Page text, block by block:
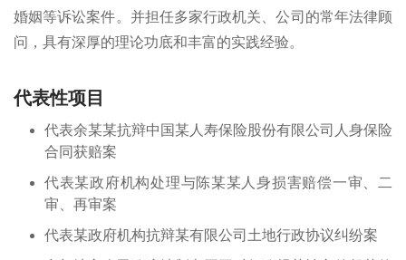
婚姻等诉讼案件。并担任多家行政机关、公司的常年法律顾
问，具有深厚的理论功底和丰富的实践经验。
代表性项目
代表余某某抗辩中国某人寿保险股份有限公司人身保险
合同获赔案
代表某政府机构处理与陈某某人身损害赔偿一审、二
审、再审案
代表某政府机构抗辩某有限公司土地行政协议纠纷案